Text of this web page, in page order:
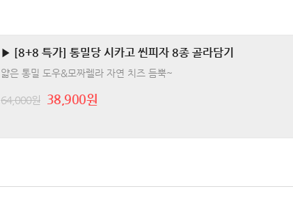
▶ [8+8 특가] 통밀당 시카고 씬피자 8종 골라담기
얇은 통밀 도우&모짜렐라 자연 치즈 듬뿍~
64,000원 38,900원